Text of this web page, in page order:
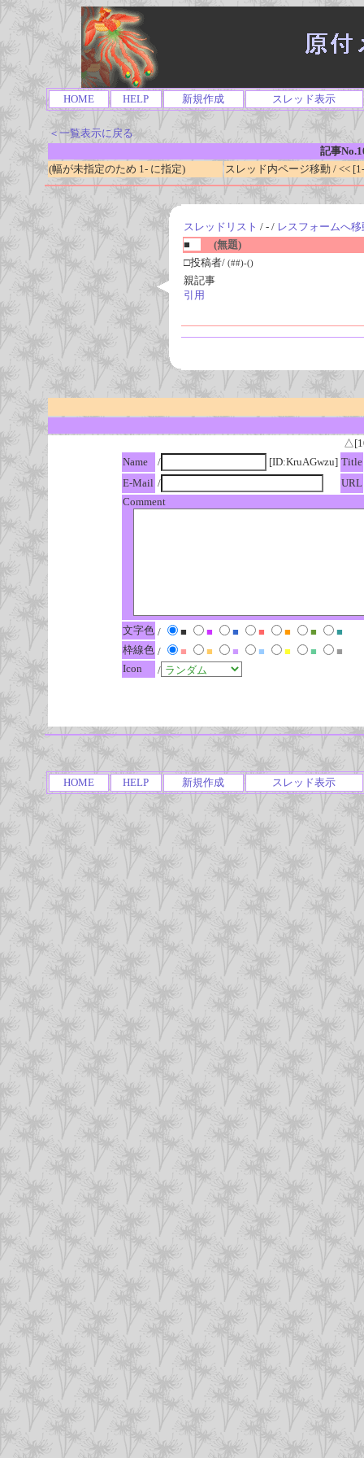
HOME HELP 新規作成 スレッド表示
＜一覧表示に戻る
記事
(幅が未指定のため 1- に指定)
スレッド内ページ移動 / <<
スレッドリスト / - / レスフォームへ移
■
(無題)
□投稿者/ (##)-()
親記事
引用
Name
/ [ID:KruAGwzu] Title
E-Mail /
URL
Comment
文字色 / ■ ■ ■ ■ ■ ■
■
枠線色 / ■ ■ ■ ■ ■ ■
■
Icon
/
HOME HELP 新規作成 スレッド表示